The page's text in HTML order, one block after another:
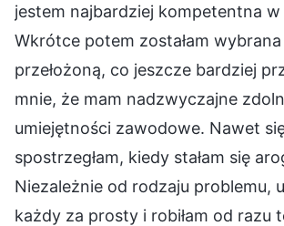
jestem najbardziej kompetentna w
Wkrótce potem zostałam wybrana
przełożoną, co jeszcze bardziej
mnie, że mam nadzwyczajne
umiejętności zawodowe. Nawet
spostrzegłam, kiedy stałam się
Niezależnie od rodzaju problemu,
każdy za prosty i robiłam od razu